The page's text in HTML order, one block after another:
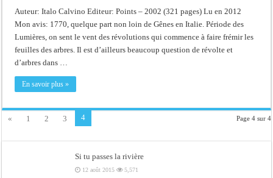
Auteur: Italo Calvino Editeur: Points – 2002 (321 pages) Lu en 2012
Mon avis: 1770, quelque part non loin de Gênes en Italie. Période des
Lumières, on sent le vent des révolutions qui commence à faire frémir les
feuilles des arbres. Il est d’ailleurs beaucoup question de révolte et
d’arbres dans …
En savoir plus »
Page 4 sur 4
« 1 2 3 4
Si tu passes la rivière
12 août 2015 5,571